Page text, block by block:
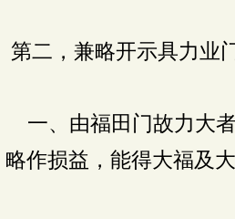
第二，兼略开示具力业
一、由福田门故力大
略作损益，能得大福及大